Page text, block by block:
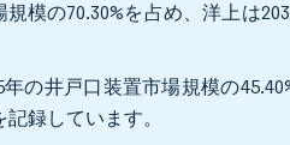
模の70.30%を占め、洋上は
の井戸口装置市場規模の
録しています。